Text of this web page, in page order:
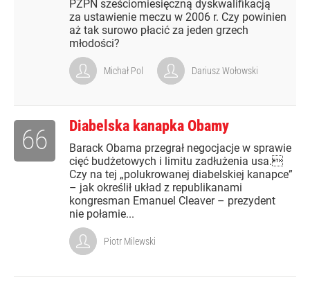
PZPN sześciomiesięczną dyskwalifikacją
za ustawienie meczu w 2006 r. Czy powinien
aż tak surowo płacić za jeden grzech
młodości?
Michał Pol Dariusz Wołowski
Diabelska kanapka Obamy
Barack Obama przegrał negocjacje w sprawie
cięć budżetowych i limitu zadłużenia usa.
Czy na tej „polukrowanej diabelskiej kanapce”
– jak określił układ z republikanami
kongresman Emanuel Cleaver – prezydent
nie połamie...
66
Piotr Milewski